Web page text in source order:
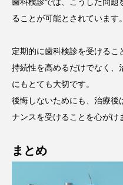
歯科検診では、こうした問題
ることが可能とされています。
定期的に歯科検診を受ける
持続性を高めるだけでなく、
にもとても大切です。
後悔しないためにも、治療後
ナンスを受けることを心がけ
まとめ